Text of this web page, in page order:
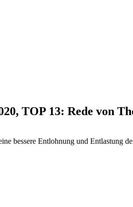
TOP 13: Rede von
bessere Entlohnung und Entlastung